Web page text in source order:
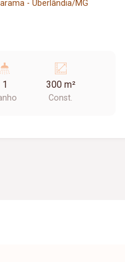
- Uberlândia/MG
1 300 m²
Const.